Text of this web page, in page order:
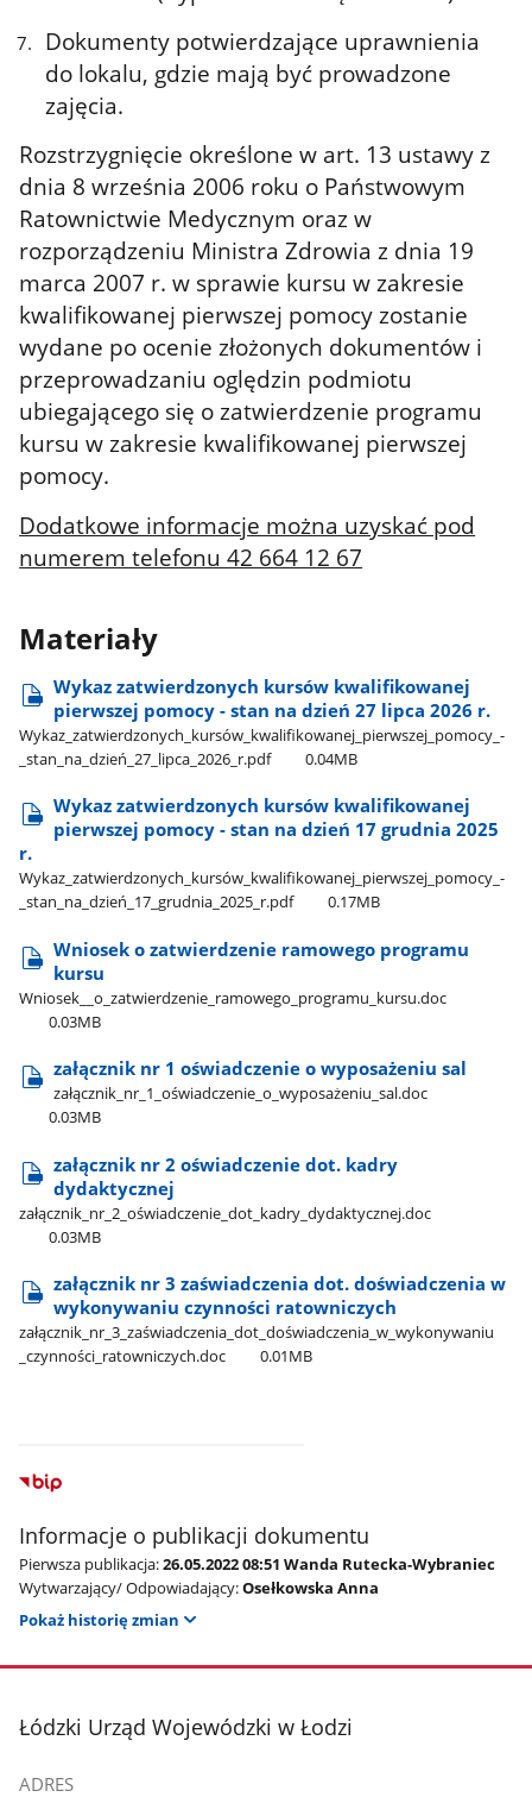
Dokumenty potwierdzające uprawnienia
do lokalu, gdzie mają być prowadzone
zajęcia.
Rozstrzygnięcie określone w art. 13 ustawy z
dnia 8 września 2006 roku o Państwowym
Ratownictwie Medycznym oraz w
rozporządzeniu Ministra Zdrowia z dnia 19
marca 2007 r. w sprawie kursu w zakresie
kwalifikowanej pierwszej pomocy zostanie
wydane po ocenie złożonych dokumentów i
przeprowadzaniu oględzin podmiotu
ubiegającego się o zatwierdzenie programu
kursu w zakresie kwalifikowanej pierwszej
pomocy.
Dodatkowe informacje można uzyskać pod
numerem telefonu 42 664 12 67
Materiały
Wykaz zatwierdzonych kursów kwalifikowanej
pierwszej pomocy - stan na dzień 27 lipca 2026 r.
Wykaz​_zatwierdzonych​_kursów​_kwalifikowanej​_pierwszej​_pomocy​_-​
_stan​_na​_dzień​_27​_lipca​_2026​_r.pdf
0.04MB
Wykaz zatwierdzonych kursów kwalifikowanej
pierwszej pomocy - stan na dzień 17 grudnia 2025
r.
Wykaz​_zatwierdzonych​_kursów​_kwalifikowanej​_pierwszej​_pomocy​_-​
_stan​_na​_dzień​_17​_grudnia​_2025​_r.pdf
0.17MB
Wniosek o zatwierdzenie ramowego programu
kursu
Wniosek​_​_o​_zatwierdzenie​_ramowego​_programu​_kursu.doc
0.03MB
załącznik nr 1 oświadczenie o wyposażeniu sal
załącznik​_nr​_1​_oświadczenie​_o​_wyposażeniu​_sal.doc
0.03MB
załącznik nr 2 oświadczenie dot. kadry
dydaktycznej
załącznik​_nr​_2​_oświadczenie​_dot​_kadry​_dydaktycznej.doc
0.03MB
załącznik nr 3 zaświadczenia dot. doświadczenia w
wykonywaniu czynności ratowniczych
załącznik​_nr​_3​_zaświadczenia​_dot​_doświadczenia​_w​_wykonywaniu​
_czynności​_ratowniczych.doc
0.01MB
Informacje o publikacji dokumentu
Pierwsza publikacja:26.05.2022 08:51 Wanda Rutecka-Wybraniec
Wytwarzający/ Odpowiadający:Osełkowska Anna
Pokaż historię zmian
stopka
Łódzki Urząd Wojewódzki w Łodzi
ADRES